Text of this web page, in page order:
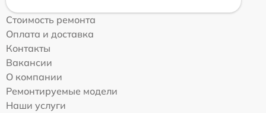
Стоимость ремонта
Оплата и доставка
Контакты
Вакансии
О компании
Ремонтируемые модели
Наши услуги